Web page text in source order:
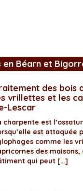
Béarn et
des bois
vrillettes et les
Lescar
charpente est
est attaquée
comme les
des
qui peut […]